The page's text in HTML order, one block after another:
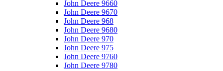
John Deere 9660
John Deere 9670
John Deere 968
John Deere 9680
John Deere 970
John Deere 975
John Deere 9760
John Deere 9780